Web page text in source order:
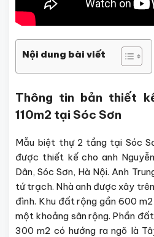
Nội dung bài viết
Thông tin bản thiết
110m2 tại Sóc Sơn
Mẫu biệt thự 2 tầng tại Sóc
được thiết kế cho anh
Dân, Sóc Sơn, Hà Nội. Anh
tứ trạch. Nhà anh được xây
đình. Khu đất rộng gần 600
một khoảng sân rộng. Phần
300 m2 có hướng ra ngõ là